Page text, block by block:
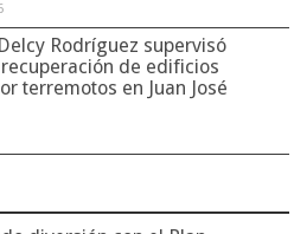
Rodríguez supervisó
de edificios
terremotos en Juan José